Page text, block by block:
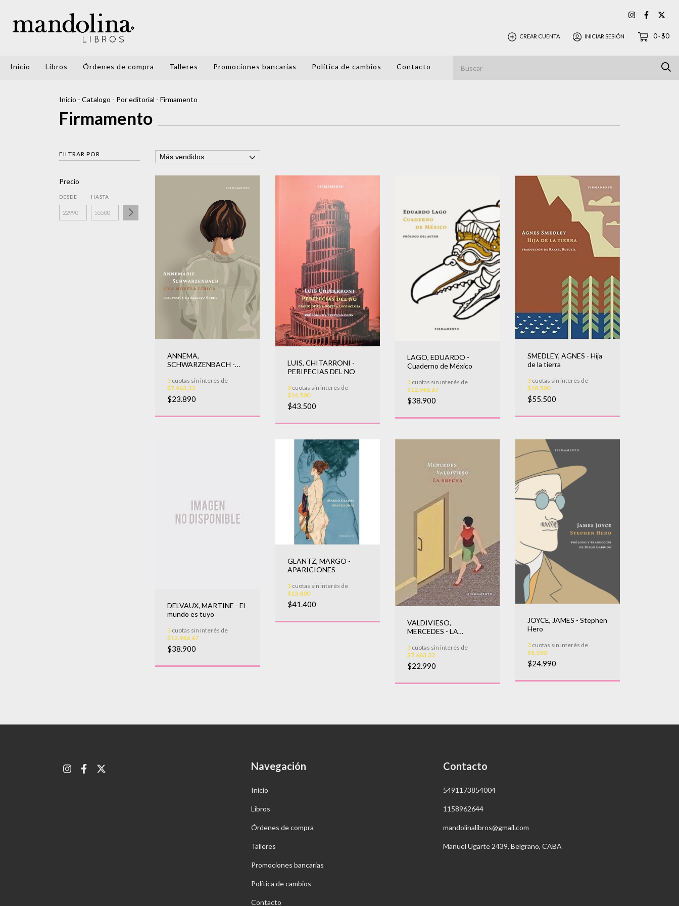
CREAR CUENTA INICIAR SESIÓN 0-$0
Inicio Libros Órdenes de compra Talleres Promociones bancarias Política de cambios Contacto
Inicio - Catalogo - Por editorial - Firmamento
Firmamento
FILTRAR POR
Precio
DESDE HASTA
ANNEMA,
SCHWARZENBACH -
3 cuotas sin interés de
$7.963,33
$23.890
LUIS, CHITARRONI -
PERIPECIAS DEL NO
3cuotas sin interés de
$14.500
$43.500
LAGO, EDUARDO -
Cuaderno de México
3 cuotas sin interés de
$12.966,67
$38.900
SMEDLEY, AGNES - Hija
de la tierra
3cuotas sin interés de
$18.500
$55.500
DELVAUX, MARTINE - El
mundo es tuyo
3 cuotas sin interés de
$12.966,67
$38.900
GLANTZ, MARGO -
APARICIONES
3cuotas sin interés de
$13.800
$41.400
VALDIVIESO,
MERCEDES - LA
3 cuotas sin interés de
$7.663,33
$22.990
JOYCE, JAMES - Stephen
Hero
3cuotas sin interés de
$8.330
$24.990
Navegación
Inicio
Libros
Órdenes de compra
Talleres
Promociones bancarias
Política de cambios
Contacto
Contacto
5491173854004
1158962644
mandolinalibros@gmail.com
Manuel Ugarte 2439, Belgrano, CABA